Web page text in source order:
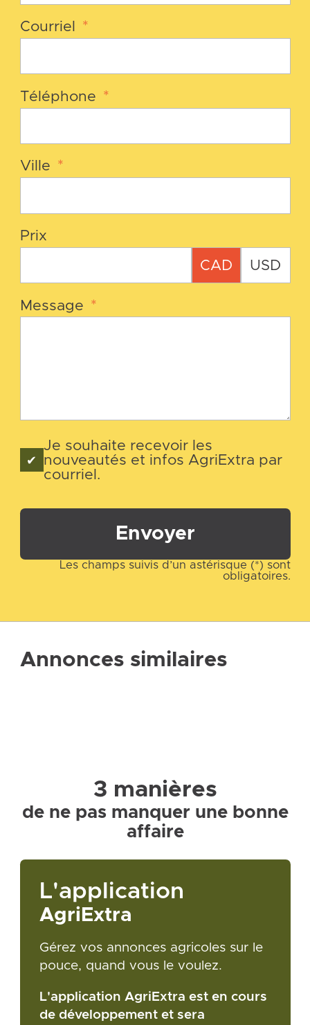
Courriel *
Téléphone *
Ville *
Prix
CAD USD
Message *
Je souhaite recevoir les
nouveautés et infos AgriExtra par
courriel.
Envoyer
Les champs suivis d’un astérisque (*) sont
obligatoires.
Annonces similaires
3 manières
de ne pas manquer une bonne
affaire
L'application
AgriExtra
Gérez vos annonces agricoles sur le
pouce, quand vous le voulez.
L'application AgriExtra est en cours
de développement et sera